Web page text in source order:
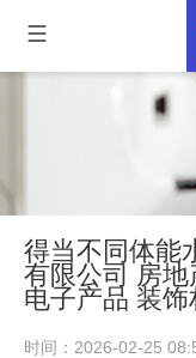
得当不同体能
有限公司 房
电子产品 装
时间：2026-02-25